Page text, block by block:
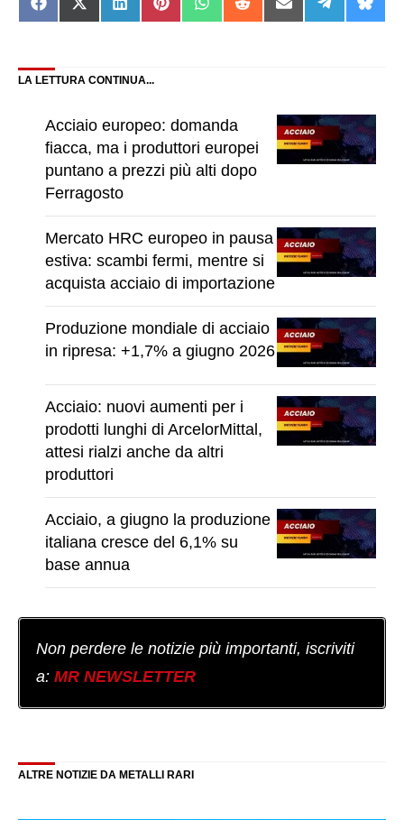
Share
on
Share
on
Share
on
Share
on
Share
on
Share
on
Share
on
Share
on
on
LA LETTURA CONTINUA...
Acciaio europeo: domanda
fiacca, ma i produttori europei
puntano a prezzi più alti dopo
Ferragosto
Mercato HRC europeo in pausa
estiva: scambi fermi, mentre si
acquista acciaio di importazione
Produzione mondiale di acciaio
in ripresa: +1,7% a giugno 2026
Acciaio: nuovi aumenti per i
prodotti lunghi di ArcelorMittal,
attesi rialzi anche da altri
produttori
Acciaio, a giugno la produzione
italiana cresce del 6,1% su
base annua
Non perdere le notizie più importanti, iscriviti
a: MR NEWSLETTER
ALTRE NOTIZIE DA METALLI RARI